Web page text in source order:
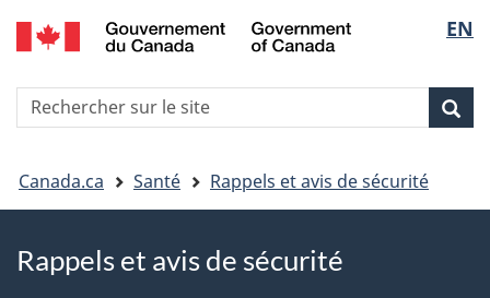
Skip
to
Skip
to
Passer
à
HTML
de
la
EN
Recherche
Vous
êtes
ici
Canada.ca Santé Rappels et avis de sécurité
Rappels et avis de sécurité